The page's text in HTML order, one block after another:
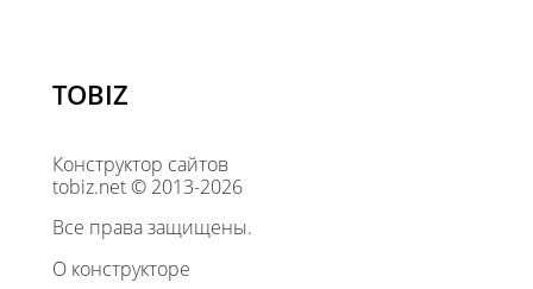
TOBIZ
Конструктор сайтов
tobiz.net © 2013-2026
Все права защищены.
О конструкторе